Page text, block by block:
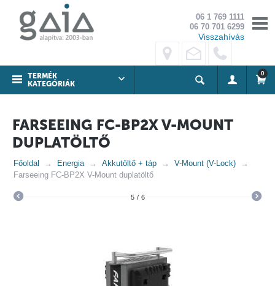
06 1 769 1111
06 70 701 6299
Visszahívás
TERMÉK
KATEGÓRIÁK
0
FARSEEING FC-BP2X V-MOUNT
DUPLATÖLTŐ
Főoldal Energia Akkutöltő + táp
V-Mount (V-Lock)
Farseeing FC-BP2X V-Mount duplatöltő
5 / 6